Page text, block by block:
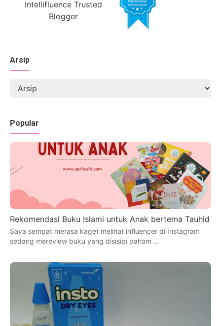
Arsip
Popular
Rekomendasi Buku Islami untuk Anak bertema Tauhid
Saya sempat merasa kaget melihat influencer di Instagram
sedang mereview buku yang disisipi paham …